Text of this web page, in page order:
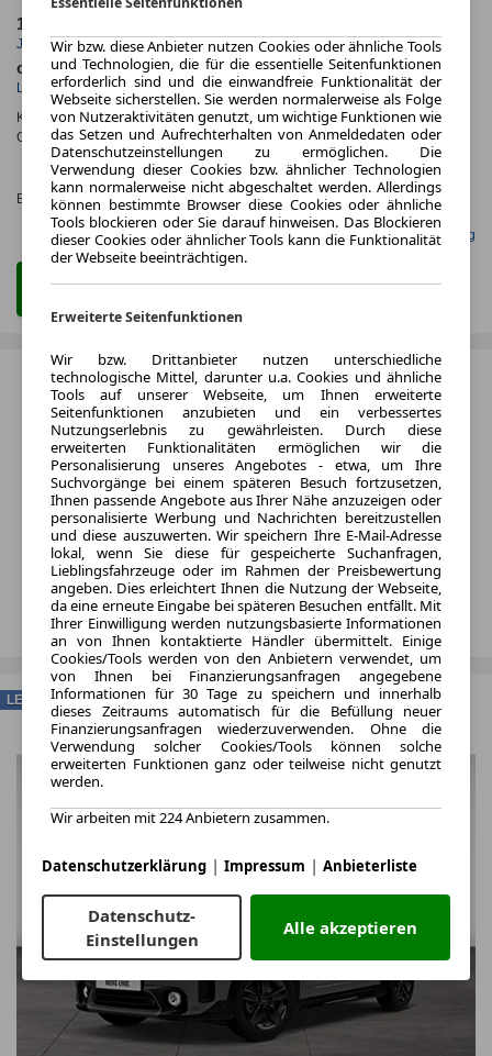
10.000,0 km
Jahrliche Fahrleistung Laufzeit
ca. 115 kW (156 PS)
Leistung
Benzin
Kraftstoff
Kraftstoffverbr.¹: ca. 6,0 l/100km(komb.)
CO
-Emissionen*: ca. 141 g/km(komb.)
Effizienzklasse:
CO₂-
KLASSE
E (KOMB.)
Gefunden auf mobile.de Leasing
Zum Leasing Angebot
LEASING
Wir bzw. diese Anbieter nutzen Cookies oder ähnliche Tools
und Technologien, die für die essentielle Seitenfunktionen
erforderlich sind und die einwandfreie Funktionalität der
Webseite sicherstellen. Sie werden normalerweise als Folge
von Nutzeraktivitäten genutzt, um wichtige Funktionen wie
das Setzen und Aufrechterhalten von Anmeldedaten oder
Datenschutzeinstellungen zu ermöglichen. Die
Verwendung dieser Cookies bzw. ähnlicher Technologien
kann normalerweise nicht abgeschaltet werden. Allerdings
können bestimmte Browser diese Cookies oder ähnliche
Tools blockieren oder Sie darauf hinweisen. Das Blockieren
dieser Cookies oder ähnlicher Tools kann die Funktionalität
der Webseite beeinträchtigen.
Erweiterte Seitenfunktionen
Wir bzw. Drittanbieter nutzen unterschiedliche
technologische Mittel, darunter u.a. Cookies und ähnliche
Tools auf unserer Webseite, um Ihnen erweiterte
Seitenfunktionen anzubieten und ein verbessertes
Nutzungserlebnis zu gewährleisten. Durch diese
erweiterten Funktionalitäten ermöglichen wir die
Personalisierung unseres Angebotes - etwa, um Ihre
Suchvorgänge bei einem späteren Besuch fortzusetzen,
Ihnen passende Angebote aus Ihrer Nähe anzuzeigen oder
personalisierte Werbung und Nachrichten bereitzustellen
und diese auszuwerten. Wir speichern Ihre E-Mail-Adresse
lokal, wenn Sie diese für gespeicherte Suchanfragen,
Lieblingsfahrzeuge oder im Rahmen der Preisbewertung
angeben. Dies erleichtert Ihnen die Nutzung der Webseite,
da eine erneute Eingabe bei späteren Besuchen entfällt. Mit
Ihrer Einwilligung werden nutzungsbasierte Informationen
an von Ihnen kontaktierte Händler übermittelt. Einige
Cookies/Tools werden von den Anbietern verwendet, um
von Ihnen bei Finanzierungsanfragen angegebene
Informationen für 30 Tage zu speichern und innerhalb
dieses Zeitraums automatisch für die Befüllung neuer
Finanzierungsanfragen wiederzuverwenden. Ohne die
Verwendung solcher Cookies/Tools können solche
erweiterten Funktionen ganz oder teilweise nicht genutzt
werden.
Wir arbeiten mit 224 Anbietern zusammen.
Datenschutzerklärung | Impressum | Anbieterliste
Datenschutz-
Einstellungen
Alle akzeptieren